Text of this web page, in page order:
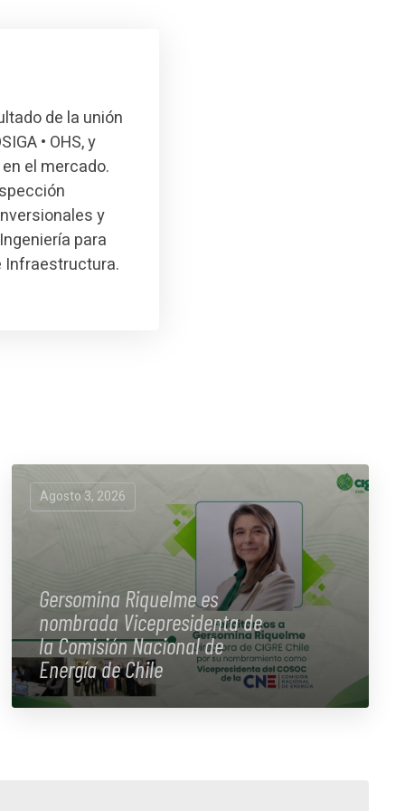
de la unión
• OHS, y
el mercado.
y
para
Infraestructura.
Agosto 3, 2026
Gersomina Riquelme es
nombrada Vicepresidenta de
la Comisión Nacional de
Energía de Chile